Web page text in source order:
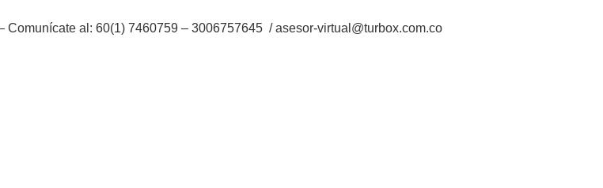
Comunícate al: 60(1) 7460759 – 3006757645 / asesor-virtual@turbox.com.co